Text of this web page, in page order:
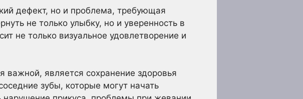
дефект, но и проблема, требующая
не только улыбку, но и уверенность в
не только визуальное удовлетворение и
является сохранение здоровья
зубы, которые могут начать